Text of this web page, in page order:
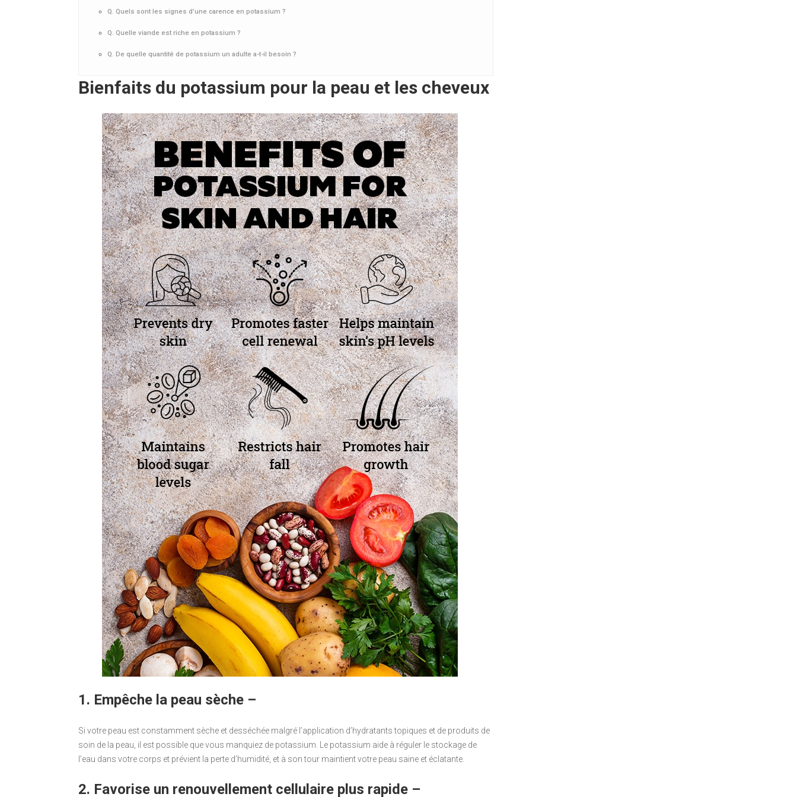
Q. Quels sont les signes d’une carence en potassium ?
Q. Quelle viande est riche en potassium ?
Q. De quelle quantité de potassium un adulte a-t-il besoin ?
Bienfaits du potassium pour la peau et les cheveux
1. Empêche la peau sèche –
Si votre peau est constamment sèche et desséchée malgré l’application d’hydratants topiques et de produits de
soin de la peau, il est possible que vous manquiez de potassium. Le potassium aide à réguler le stockage de
l’eau dans votre corps et prévient la perte d’humidité, et à son tour maintient votre peau saine et éclatante.
2. Favorise un renouvellement cellulaire plus rapide –